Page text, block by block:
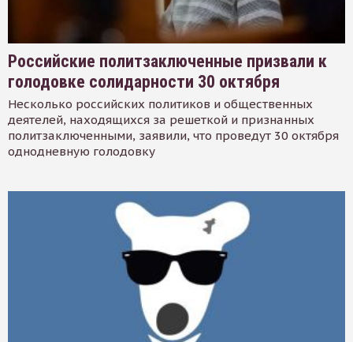
Российские политзаключенные призвали к
голодовке солидарности 30 октября
Несколько российских политиков и общественных
деятелей, находящихся за решеткой и признанных
политзаключенными, заявили, что проведут 30 октября
однодневную голодовку